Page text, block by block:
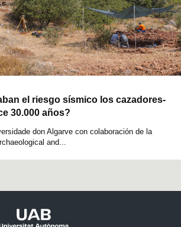
el riesgo sísmico los cazadores-
30.000 años?
don Algarve con colaboración de la
and...